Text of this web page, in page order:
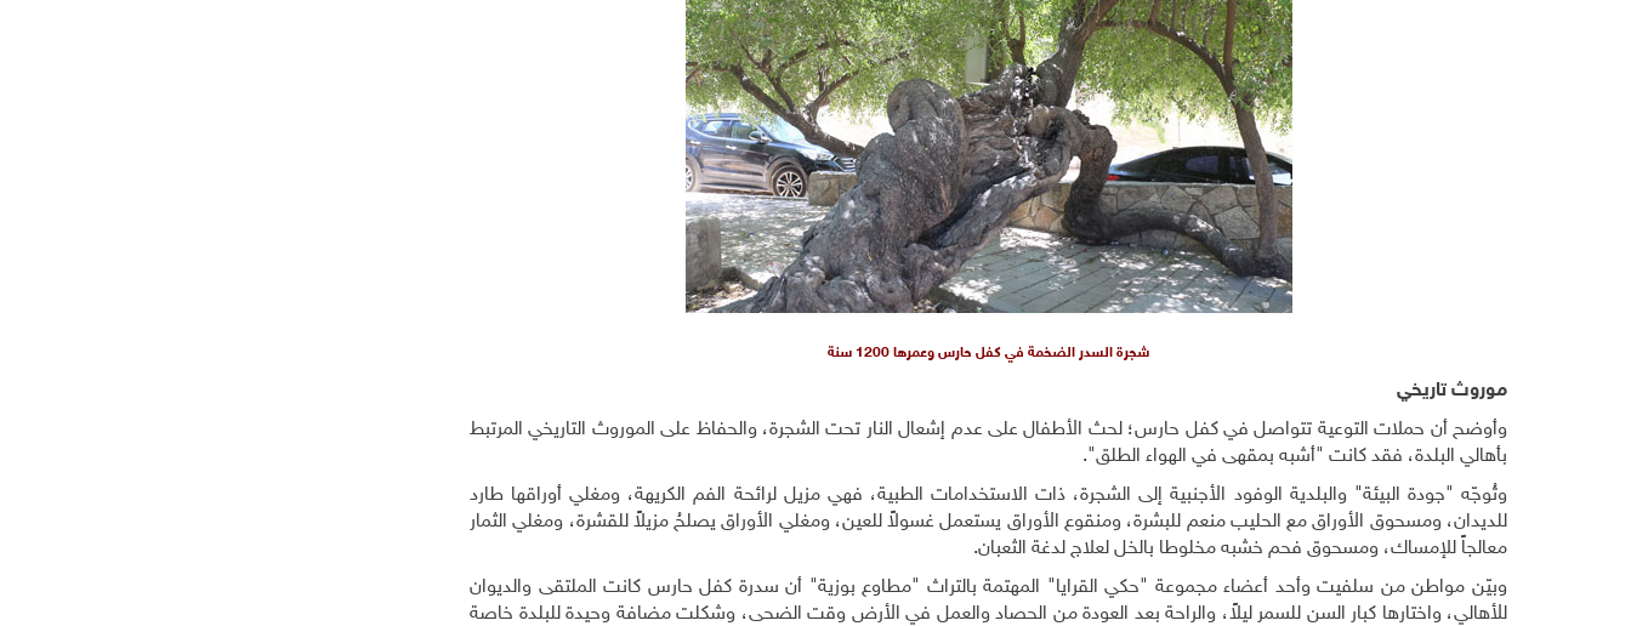
شجرة السدر الضخمة في كفل حارس وعمرها 1200 سنة
موروث تاريخي
وأوضح أن حملات التوعية تتواصل في كفل حارس؛ لحث الأطفال على عدم إشعال النار تحت الشجرة، والحفاظ على الموروث التاريخي المرتبط
بأهالي البلدة، فقد كانت "أشبه بمقهى في الهواء الطلق".
وتُوجّه "جودة البيئة" والبلدية الوفود الأجنبية إلى الشجرة، ذات الاستخدامات الطبية، فهي مزيل لرائحة الفم الكريهة، ومغلي أوراقها طارد
للديدان، ومسحوق الأوراق مع الحليب منعم للبشرة، ومنقوع الأوراق يستعمل غسولاً للعين، ومغلي الأوراق يصلحُ مزيلاً للقشرة، ومغلي الثمار
معالجاً للإمساك، ومسحوق فحم خشبه مخلوطا بالخل لعلاج لدغة الثعبان.
وبيّن مواطن من سلفيت وأحد أعضاء مجموعة "حكي القرايا" المهتمة بالتراث "مطاوع بوزية" أن سدرة كفل حارس كانت الملتقى والديوان
للأهالي، واختارها كبار السن للسمر ليلاً، والراحة بعد العودة من الحصاد والعمل في الأرض وقت الضحى، وشكلت مضافة وحيدة للبلدة خاصة